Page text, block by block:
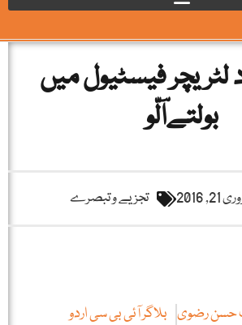
لٹریچر فیسٹیول میں
بولتےاؔلّو
21, 2016 تجزیے و تبصرے
رضوی بلاگر آئی بی سی اردو